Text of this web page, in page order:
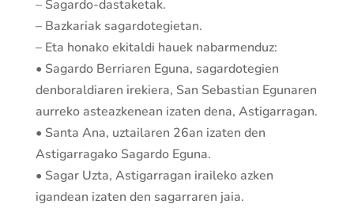
– Sagardo-dastaketak.
– Bazkariak sagardotegietan.
– Eta honako ekitaldi hauek nabarmenduz:
• Sagardo Berriaren Eguna, sagardotegien
denboraldiaren irekiera, San Sebastian Egunaren
aurreko asteazkenean izaten dena, Astigarragan.
• Santa Ana, uztailaren 26an izaten den
Astigarragako Sagardo Eguna.
• Sagar Uzta, Astigarragan iraileko azken
igandean izaten den sagarraren jaia.